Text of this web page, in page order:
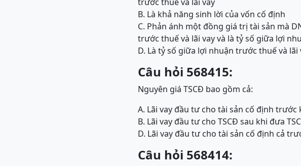
B. Là khả năng sinh lời của vốn cố định
C. Phản ánh một đồng giá trị tài sản mà
trước thuế và lãi vay và là tỷ số giữa lợi
D. Là tỷ số giữa lợi nhuận trước thuế và
Câu hỏi 568415:
Nguyên giá TSCĐ bao gồm cả:
A. Lãi vay đầu tư cho tài sản cố định
B. Lãi vay đầu tư cho TSCĐ sau khi đưa
D. Lãi vay đầu tư cho tài sản cố định cả
Câu hỏi 568414: